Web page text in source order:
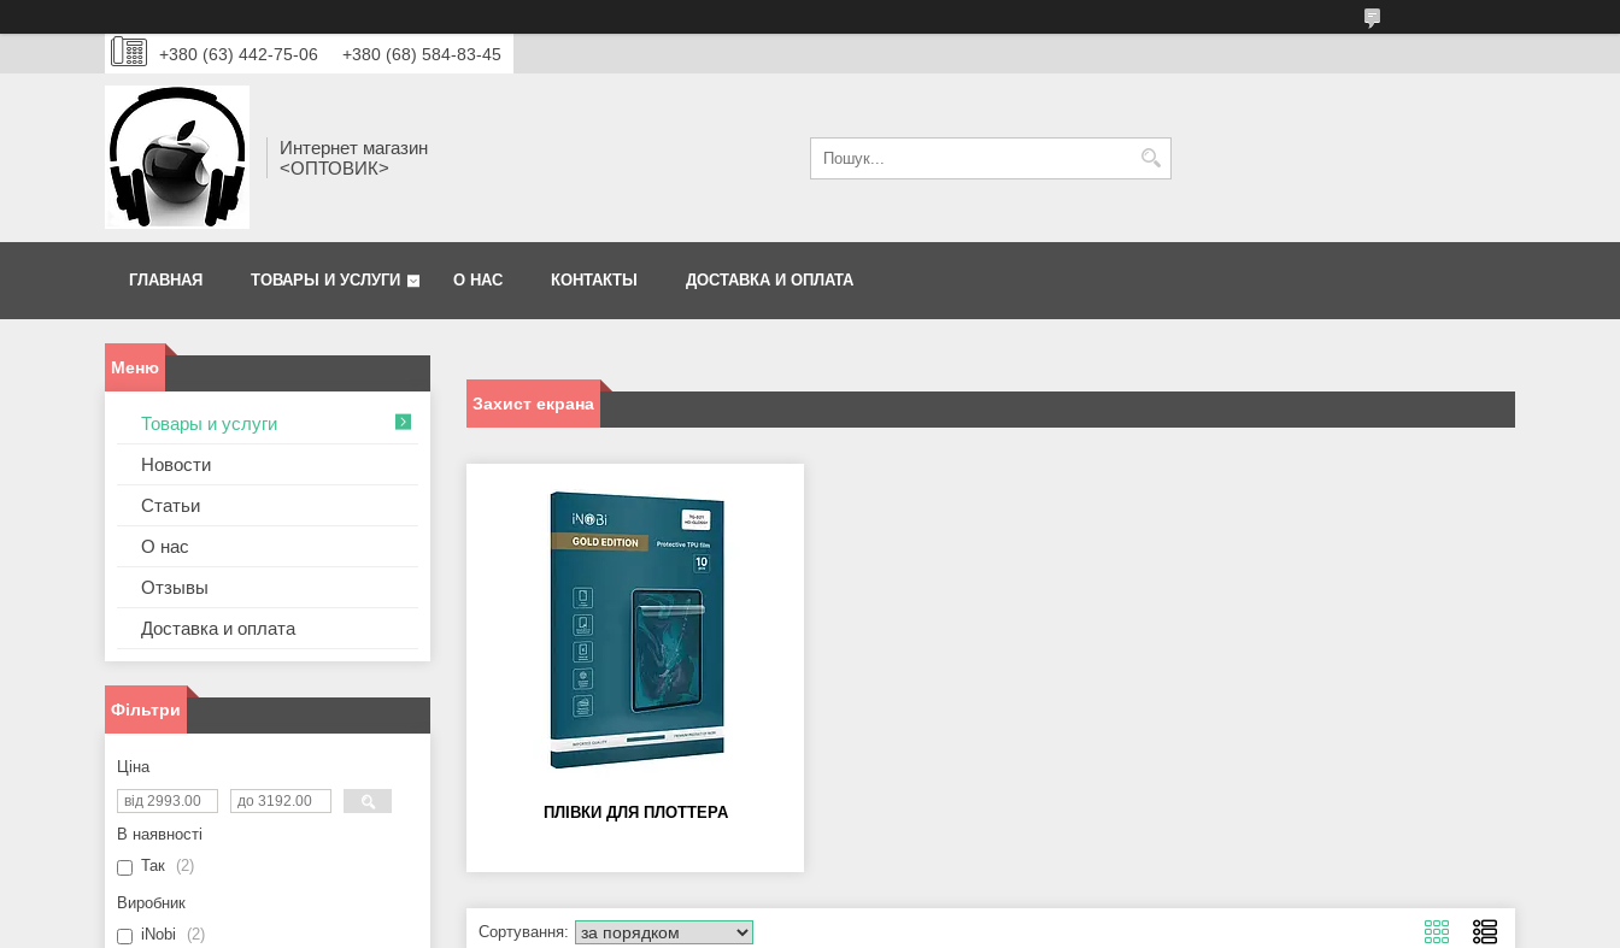
+380 (63) 442-75-06 +380 (68) 584-83-45
Интернет магазин
<ОПТОВИК>
ГЛАВНАЯ ТОВАРЫ И УСЛУГИ О НАС КОНТАКТЫ ДОСТАВКА И ОПЛАТА
Захист екрана
ПЛІВКИ ДЛЯ ПЛОТТЕРА
Товары и услуги
Новости
Статьи
О нас
Отзывы
Доставка и оплата
Фільтри
Ціна
В наявності
Так
2
Виробник
iNobi
2